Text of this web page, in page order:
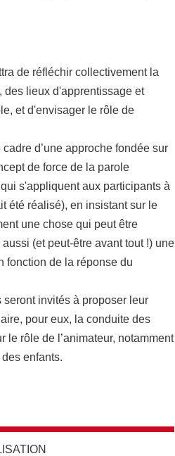
de réfléchir collectivement la
des lieux d'apprentissage et
et d'envisager le rôle de
d’une approche fondée sur
de force de la parole
s'appliquent aux participants à
été réalisé), en insistant sur le
une chose qui peut être
(et peut-être avant tout !) une
fonction de la réponse du
invités à proposer leur
pour eux, la conduite des
le rôle de l’animateur, notamment
enfants.